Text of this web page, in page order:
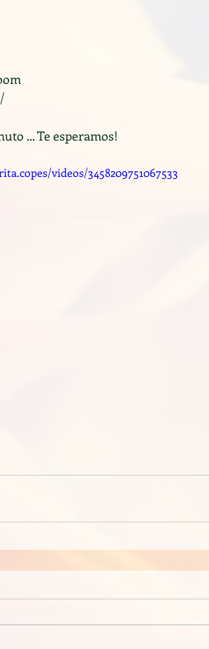
... Te esperamos!
videos/3458209751067533